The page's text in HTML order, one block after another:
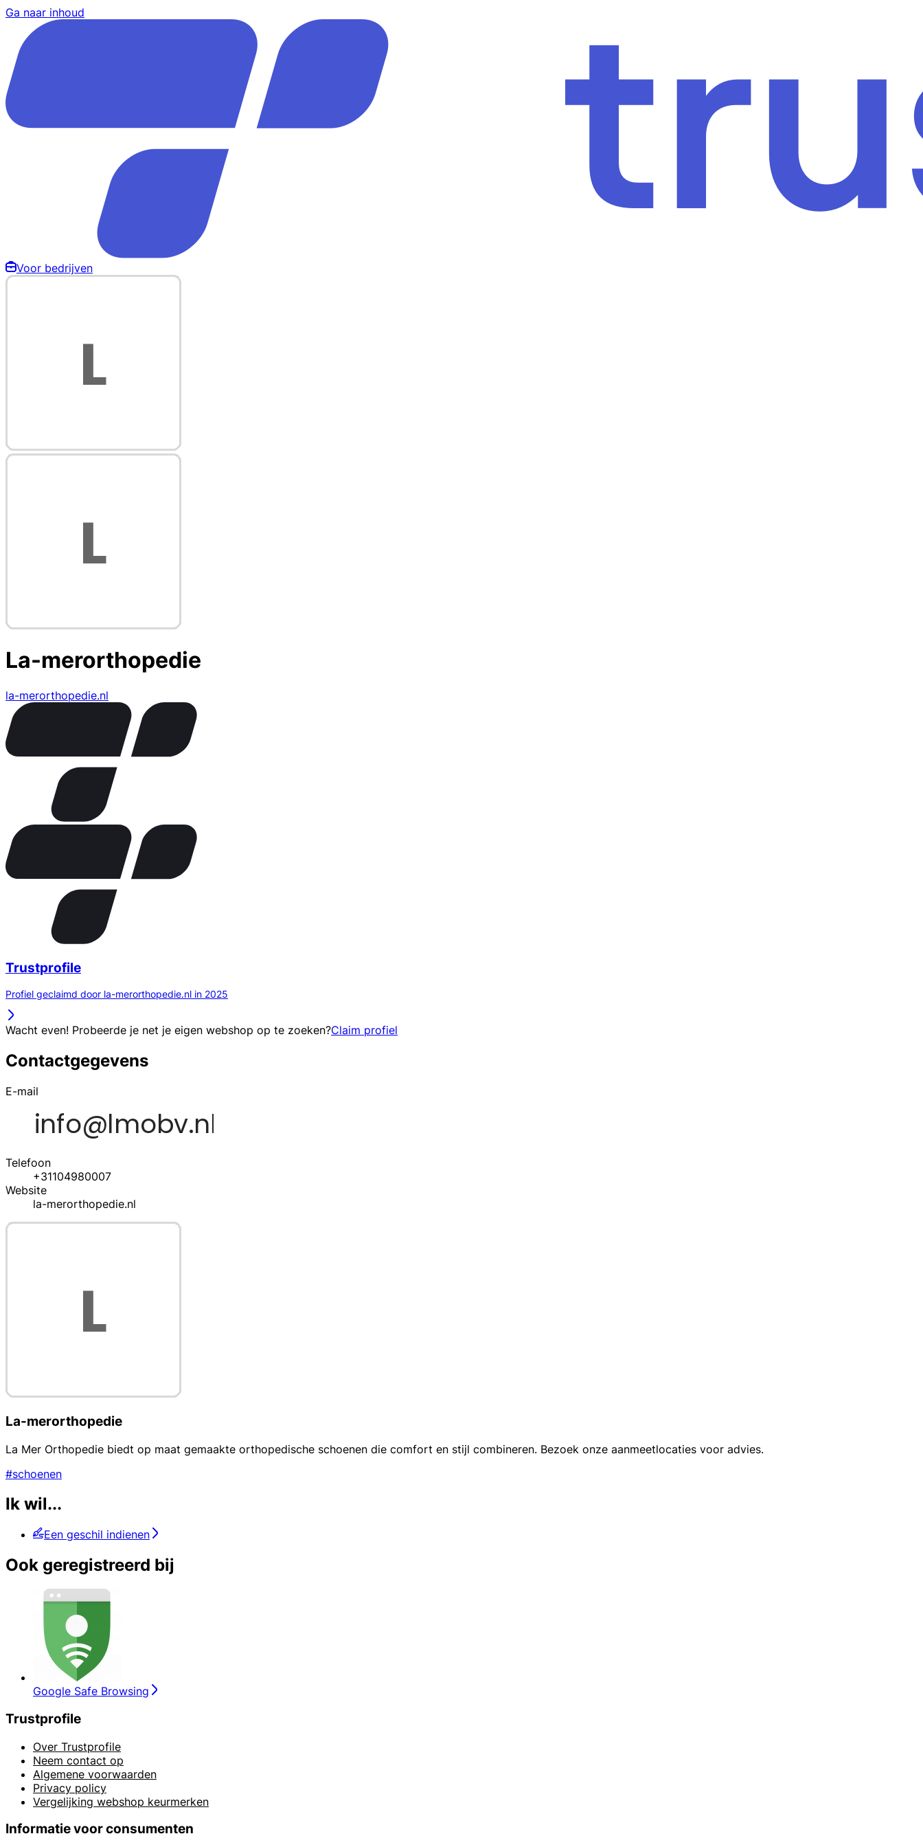
Ga naar inhoud
Voor bedrijven
La-merorthopedie
la-merorthopedie.nl
Trustprofile
Profiel geclaimd door la-merorthopedie.nl in 2025
Wacht even! Probeerde je net je eigen webshop op te zoeken?Claim profiel
Contactgegevens
E-mail
Telefoon
+31104980007
Website
la-merorthopedie.nl
La-merorthopedie
La Mer Orthopedie biedt op maat gemaakte orthopedische schoenen die comfort en stijl combineren. Bezoek onze aanmeetlocaties voor advies.
#schoenen
Ik wil...
Een geschil indienen
Ook geregistreerd bij
Google Safe Browsing
Trustprofile
Over Trustprofile
Neem contact op
Algemene voorwaarden
Privacy policy
Vergelijking webshop keurmerken
Informatie voor consumenten